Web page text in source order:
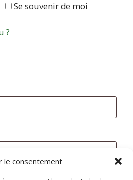
le consentement
Se souvenir de moi
?